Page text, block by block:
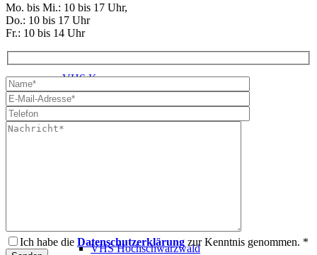
VHS Kurse
VHS Hochschwarzwald
Mo. bis Mi.: 10 bis 17 Uhr,
Do.: 10 bis 17 Uhr
Fr.: 10 bis 14 Uhr
Ich habe die Datenschutzerklärung zur Kenntnis genommen. *